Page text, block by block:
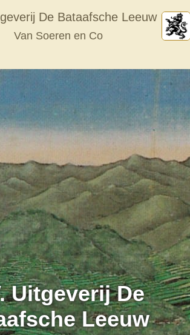
De Bataafsche Leeuw
Van Soeren en Co
Uitgeverij De
Leeuw